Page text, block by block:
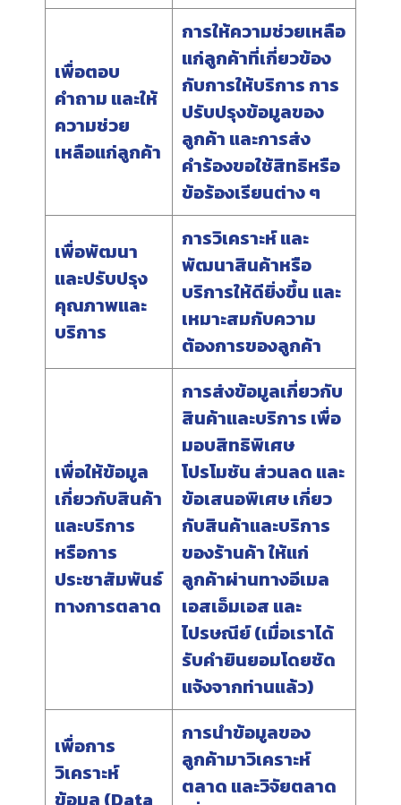
เพื่อตอบ
คำถาม และให้
ความช่วย
เหลือแก่ลูกค้า
การให้ความช่วยเหลือ
แก่ลูกค้าที่เกี่ยวข้อง
กับการให้บริการ การ
ปรับปรุงข้อมูลของ
ลูกค้า และการส่ง
คำร้องขอใช้สิทธิหรือ
ข้อร้องเรียนต่าง ๆ
เพื่อพัฒนา
และปรับปรุง
คุณภาพและ
บริการ
การวิเคราะห์ และ
พัฒนาสินค้าหรือ
บริการให้ดียิ่งขึ้น และ
เหมาะสมกับความ
ต้องการของลูกค้า
เพื่อให้ข้อมูล
เกี่ยวกับสินค้า
และบริการ
หรือการ
ประชาสัมพันธ์
ทางการตลาด
การส่งข้อมูลเกี่ยวกับ
สินค้าและบริการ เพื่อ
มอบสิทธิพิเศษ
โปรโมชัน ส่วนลด และ
ข้อเสนอพิเศษ เกี่ยว
กับสินค้าและบริการ
ของร้านค้า ให้แก่
ลูกค้าผ่านทางอีเมล
เอสเอ็มเอส และ
ไปรษณีย์ (เมื่อเราได้
รับคำยินยอมโดยชัด
แจ้งจากท่านแล้ว)
เพื่อการ
วิเคราะห์
ข้อมูล (Data
การนำข้อมูลของ
ลูกค้ามาวิเคราะห์
ตลาด และวิจัยตลาด